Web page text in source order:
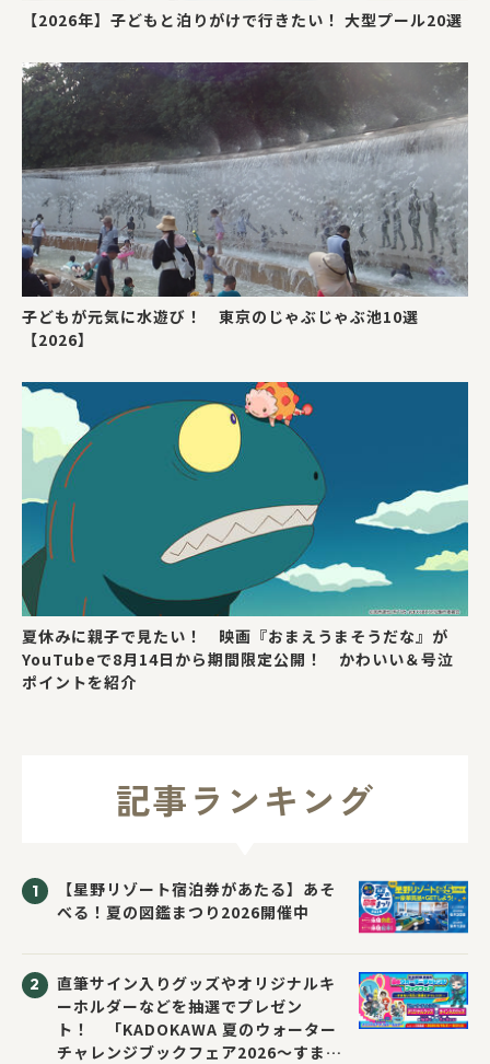
【2026年】子どもと泊りがけで行きたい！ 大型プール20選
子どもが元気に水遊び！ 東京のじゃぶじゃぶ池10選
【2026】
夏休みに親子で見たい！ 映画『おまえうまそうだな』が
YouTubeで8月14日から期間限定公開！ かわいい＆号泣
ポイントを紹介
記事ランキング
【星野リゾート宿泊券があたる】あそ
べる！夏の図鑑まつり2026開催中
直筆サイン入りグッズやオリジナルキ
ーホルダーなどを抽選でプレゼン
ト！ 「KADOKAWA 夏のウォーター
チャレンジブックフェア2026～すまな